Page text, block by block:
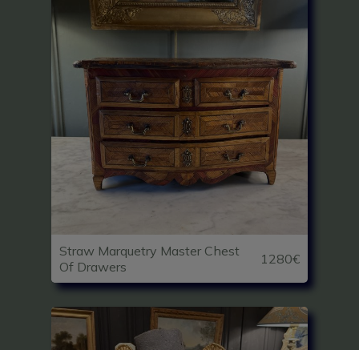
Straw Marquetry Master Chest
Of Drawers
1280€